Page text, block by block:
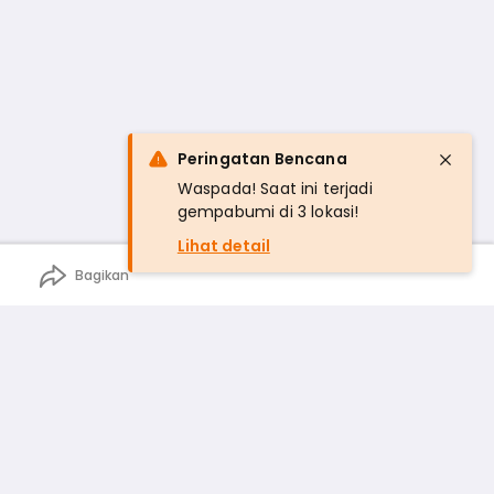
Bagikan
Peringatan Bencana
Waspada! Saat ini terjadi
gempabumi di 3 lokasi!
Lihat detail